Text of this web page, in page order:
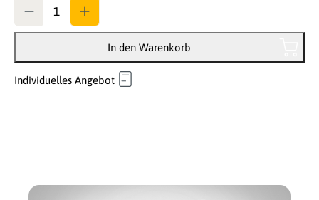
In den Warenkorb
Individuelles Angebot